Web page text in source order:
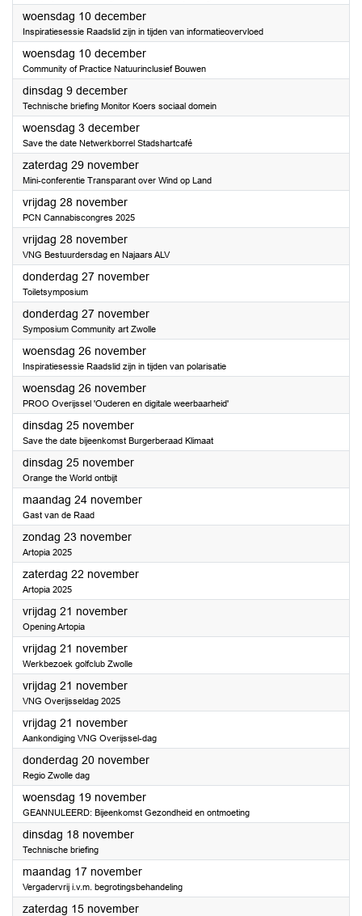
woensdag 10 december2025
Inspiratiesessie Raadslid zijn in tijden van informatieovervloed
woensdag 10 december2025
Community of Practice Natuurinclusief Bouwen
dinsdag 9 december2025
Technische briefing Monitor Koers sociaal domein
woensdag 3 december2025
Save the date Netwerkborrel Stadshartcafé
zaterdag 29 november2025
Mini-conferentie Transparant over Wind op Land
vrijdag 28 november2025
PCN Cannabiscongres 2025
vrijdag 28 november2025
VNG Bestuurdersdag en Najaars ALV
donderdag 27 november2025
Toiletsymposium
donderdag 27 november2025
Symposium Community art Zwolle
woensdag 26 november2025
Inspiratiesessie Raadslid zijn in tijden van polarisatie
woensdag 26 november2025
PROO Overijssel 'Ouderen en digitale weerbaarheid'
dinsdag 25 november2025
Save the date bijeenkomst Burgerberaad Klimaat
dinsdag 25 november2025
Orange the World ontbijt
maandag 24 november2025
Gast van de Raad
zondag 23 november2025
Artopia 2025
zaterdag 22 november2025
Artopia 2025
vrijdag 21 november2025
Opening Artopia
vrijdag 21 november2025
Werkbezoek golfclub Zwolle
vrijdag 21 november2025
VNG Overijsseldag 2025
vrijdag 21 november2025
Aankondiging VNG Overijssel-dag
donderdag 20 november2025
Regio Zwolle dag
woensdag 19 november2025
GEANNULEERD: Bijeenkomst Gezondheid en ontmoeting
dinsdag 18 november2025
Technische briefing
maandag 17 november2025
Vergadervrij i.v.m. begrotingsbehandeling
zaterdag 15 november2025